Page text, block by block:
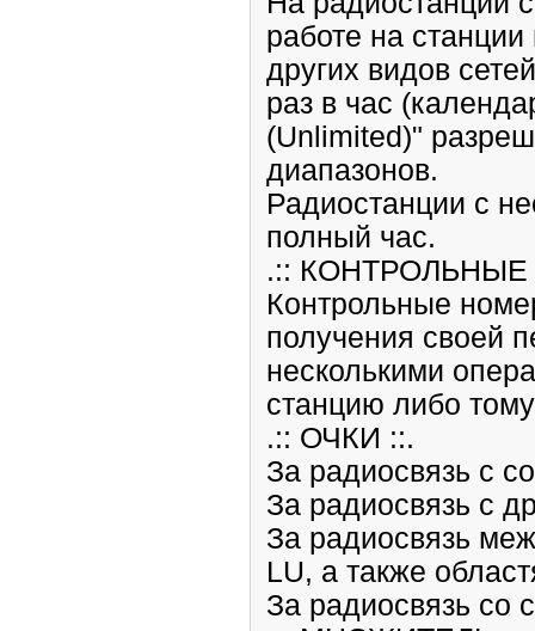
работе на
других видов
раз в час
(Unlimited)"
диапазонов.
Радиостанции с
полный час.
.::
Контрольные
получения своей
несколькими
станцию либо
.:: ОЧКИ ::.
За радиосвязь с
За радиосвязь с
За радиосвязь
LU, а также
За радиосвязь со